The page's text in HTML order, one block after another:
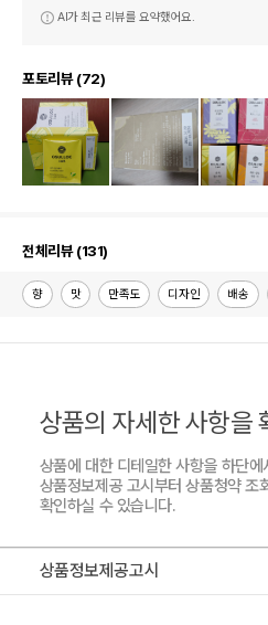
AI가 최근 리뷰를 요약했어요.
포토리뷰 (72)
전체리뷰 (131)
향 맛 만족도 디자인 배송
상품의 자세한 사항을
상품에 대한 디테일한 사항을 하단
상품정보제공 고시부터 상품청약 조
확인하실 수 있습니다.
상품정보제공고시